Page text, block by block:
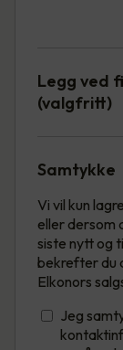
Legg ved
(valgfritt)
Samtykke
Vi vil kun
eller dersom
siste nytt og
bekrefter du
Elkonors
Jeg